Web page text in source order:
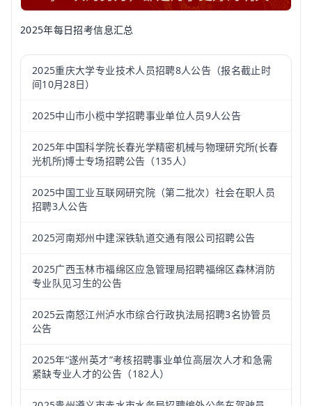
2025年每日招考信息汇总
2025重庆大学专业技术人员招聘8人公告（报名截止时
间10月28日）
2025中山市小榄中学招聘事业单位人员9人公告
2025年中国科学院长春光学精密机械与物理研究所(长春
光机所)博士专场招聘公告（135人）
2025中国工业互联网研究院（第二批次）社会在职人员
招聘3人公告
2025河南郑州中建深铁轨道交通有限公司招聘公告
2025广西玉林市福绵区应急管理局招聘福绵区森林消防
专业队见习生的公告
2025云南怒江州泸水市综合行政执法局招聘3名协管员
公告
2025年“遂州英才”考核招聘事业单位高层次人才和急需
紧缺专业人才的公告（182人）